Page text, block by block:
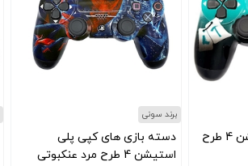
دسته بازی پلی استیشن 4 طرح
برند سونی
دسته بازی های کپی پلی
استیشن 4 طرح مرد عنکبوتی